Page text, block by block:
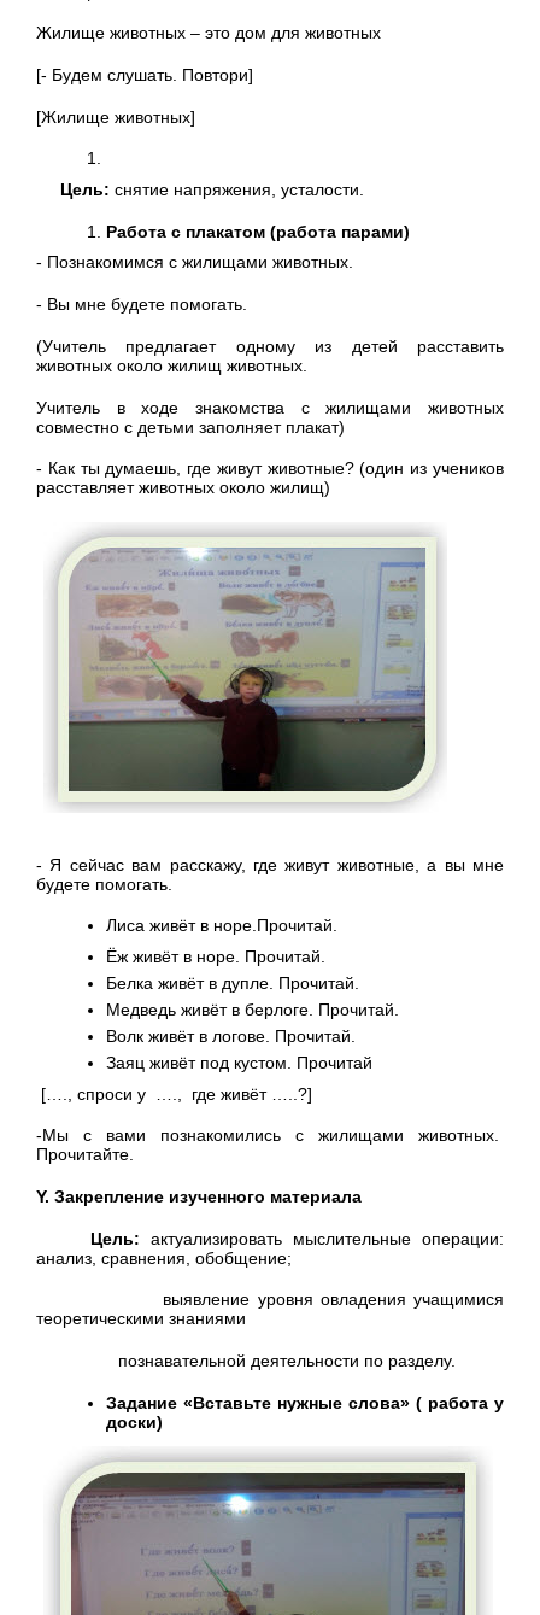
Жилище животных – это дом для животных
[- Будем слушать. Повтори]
[Жилище животных]
Цель: снятие напряжения, усталости.
Работа с плакатом (работа парами)
- Познакомимся с жилищами животных.
- Вы мне будете помогать.
(Учитель предлагает одному из детей расставить
животных около жилищ животных.
Учитель в ходе знакомства с жилищами животных
совместно с детьми заполняет плакат)
- Как ты думаешь, где живут животные? (один из учеников
расставляет животных около жилищ)
- Я сейчас вам расскажу, где живут животные, а вы мне
будете помогать.
Лиса живёт в норе.Прочитай.
Ёж живёт в норе. Прочитай.
Белка живёт в дупле. Прочитай.
Медведь живёт в берлоге. Прочитай.
Волк живёт в логове. Прочитай.
Заяц живёт под кустом. Прочитай
[…., спроси у …., где живёт …..?]
-Мы с вами познакомились с жилищами животных.
Прочитайте.
Y. Закрепление изученного материала
Цель: актуализировать мыслительные операции:
анализ, сравнения, обобщение;
выявление уровня овладения учащимися
теоретическими знаниями
познавательной деятельности по разделу.
Задание «Вставьте нужные слова» ( работа у
доски)